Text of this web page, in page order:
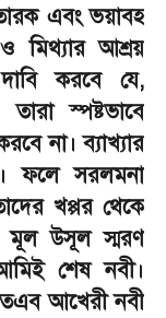
এবং ভয়াবহ
ও মিথ্যার আশ্রয়
করবে যে,
স্পষ্টভাবে
না। ব্যাখ্যার
ফলে সরলমনা
খপ্পর থেকে
মূল উসূল স্মরণ
শেষ নবী।
আখেরী নবী